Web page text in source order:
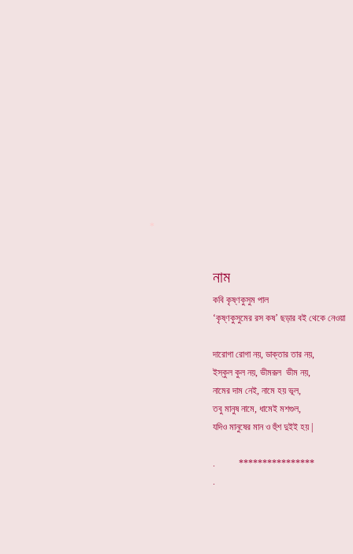
নাম
কবি কৃষ্ণকুসুম পাল
‘কৃষ্ণকুসুমের রস কষ’ ছড়ার বই থেকে নেওয়া
দারোগা রোগা নয়, ডাক্তার তার নয়,
ইস্কুল কুল নয়, ভীমরূল ভীম নয়,
নামের দাম নেই, নামে হয় ভূল,
তবু মানুষ নামে, ধামেই মশগুল,
যদিও মানুষের মান ও হুঁশ দুইই হয় |
. ****************